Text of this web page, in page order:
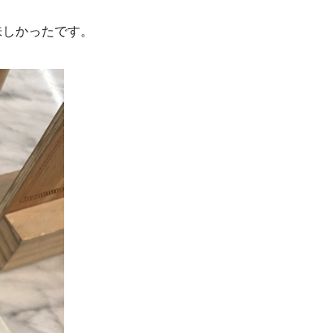
かったです。